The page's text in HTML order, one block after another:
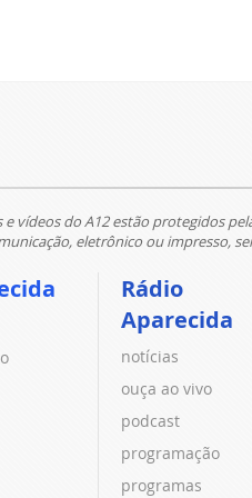
vídeos do A12 estão protegidos
eletrônico ou impresso,
Rádio
Aparecida
notícias
ouça ao vivo
podcast
programação
programas